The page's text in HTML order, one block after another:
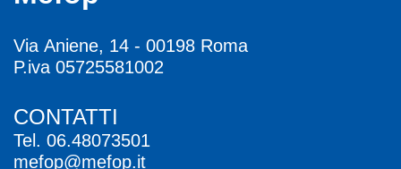
Via Aniene, 14 - 00198 Roma
P.iva 05725581002
CONTATTI
Tel. 06.48073501
mefop@mefop.it